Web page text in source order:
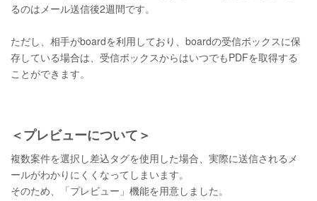
るのはメール送信後2週間です。
ただし、相手がboardを利用しており、boardの受信ボックスに保
存している場合は、受信ボックスからはいつでもPDFを取得する
ことができます。
＜プレビューについて＞
複数案件を選択し差込タグを使用した場合、実際に送信されるメ
ールがわかりにくくなってしまいます。
そのため、「プレビュー」機能を用意しました。